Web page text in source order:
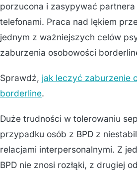
porzucona i zasypywać partnera
telefonami. Praca nad lękiem
jednym z ważniejszych celów
zaburzenia osobowości
Sprawdź, jak leczyć zaburzenie
borderline.
Duże trudności w tolerowaniu
przypadku osób z BPD z
relacjami interpersonalnymi. Z
BPD nie znosi rozłąki, z drugiej